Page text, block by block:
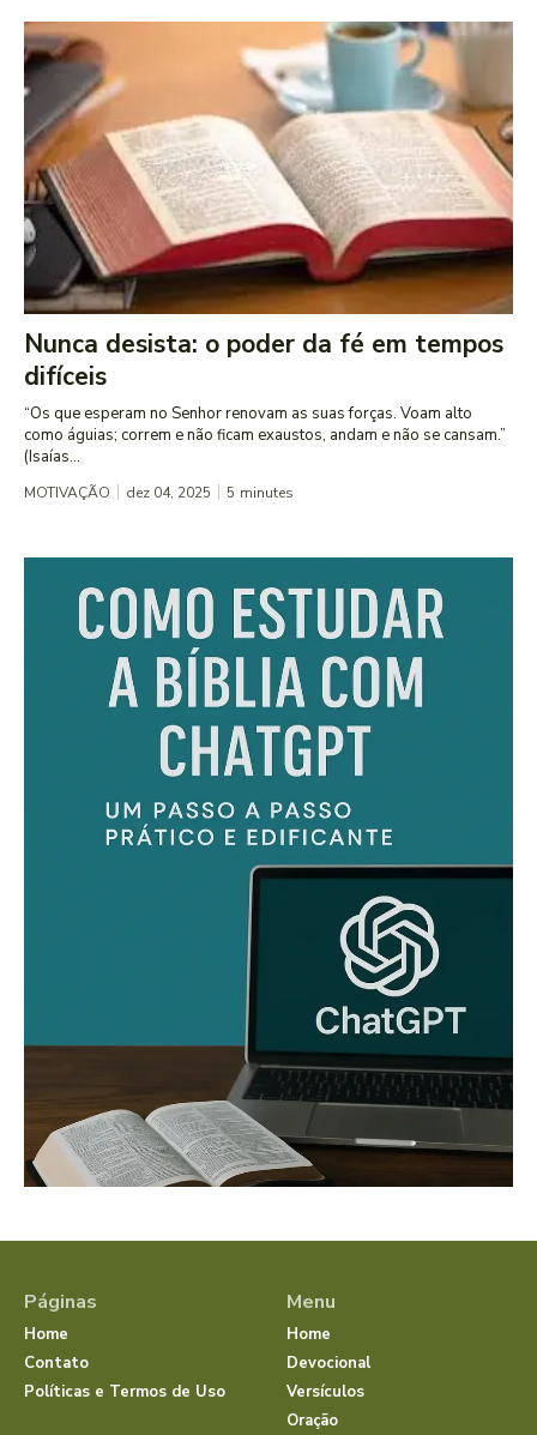
Nunca desista: o poder da fé em tempos
difíceis
“Os que esperam no Senhor renovam as suas forças. Voam alto
como águias; correm e não ficam exaustos, andam e não se cansam.”
(Isaías...
MOTIVAÇÃO dez 04, 2025 5 minutes
Páginas
Home
Contato
Políticas e Termos de Uso
Menu
Home
Devocional
Versículos
Oração